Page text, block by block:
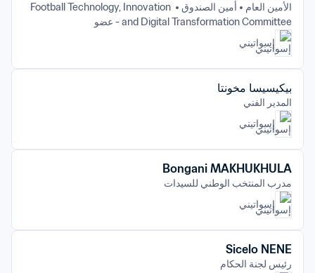
الأمين العام أمين الصندوق
Football Technology, Innovation
and Digital Transformation Committee - عضو
إسواتيني
بيكيسيسا مخونتا
المدير الفني
إسواتيني
Bongani MAKHUKHULA
مدرب المنتخب الوطني للسيدات
إسواتيني
Sicelo NENE
رئيس لجنة الحكام